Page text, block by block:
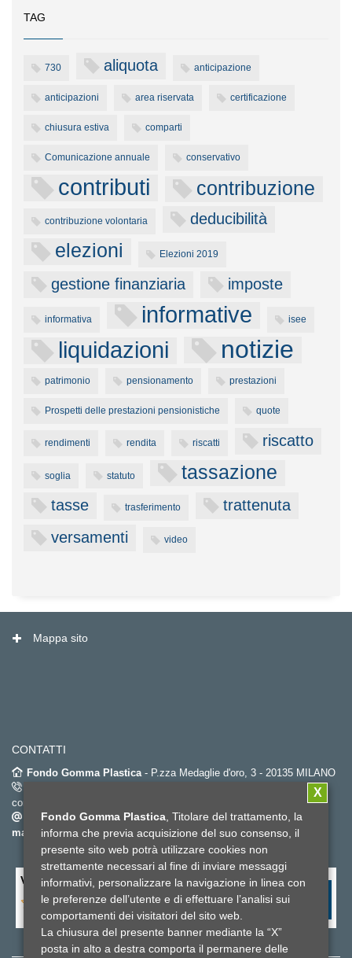
TAG
730 aliquota anticipazione
anticipazioni area riservata certificazione
chiusura estiva comparti
Comunicazione annuale conservativo
contributi contribuzione
contribuzione volontaria deducibilità
elezioni Elezioni 2019
gestione finanziaria imposte
informativa informative isee
liquidazioni notizie
patrimonio pensionamento prestazioni
Prospetti delle prestazioni pensionistiche quote
rendimenti rendita riscatti riscatto
soglia statuto tassazione
tasse trasferimento
trattenuta
versamenti
video
Mappa sito
CONTATTI
Fondo Gomma Plastica- P.zza Medaglie d'oro, 3 - 20135 MILANO
(dal lunedì al venerdì dalle 9.00 alle 18.00 – orario
continuato) -
info@fondogommaplastica.it -
fondogommaplastica@pec-
mail.it
Valuta il sito fondo gomma plastica*
Fondo Gomma Plastica , Titolare del trattamento, la
informa che previa acquisizione del suo consenso, il
presente sito web potrà utilizzare cookies non
strettamente necessari al fine di inviare messaggi
informativi, personalizzare la navigazione in linea con
le preferenze dell’utente e di effettuare l’analisi sui
comportamenti dei visitatori del sito web.
La chiusura del presente banner mediante la “X”
posta in alto a destra comporta il permanere delle
X